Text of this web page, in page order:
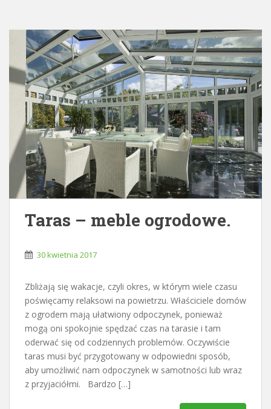
Taras – meble ogrodowe.
30 kwietnia 2017
Zbliżają się wakacje, czyli okres, w którym wiele czasu
poświęcamy relaksowi na powietrzu. Właściciele domów
z ogrodem mają ułatwiony odpoczynek, ponieważ
mogą oni spokojnie spędzać czas na tarasie i tam
oderwać się od codziennych problemów. Oczywiście
taras musi być przygotowany w odpowiedni sposób,
aby umożliwić nam odpoczynek w samotności lub wraz
z przyjaciółmi. Bardzo […]